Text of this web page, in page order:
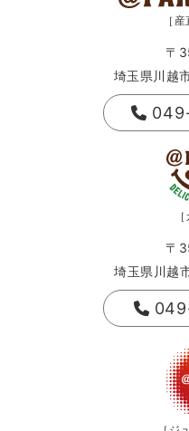
［
〒
埼玉県川越
〒
埼玉県川越